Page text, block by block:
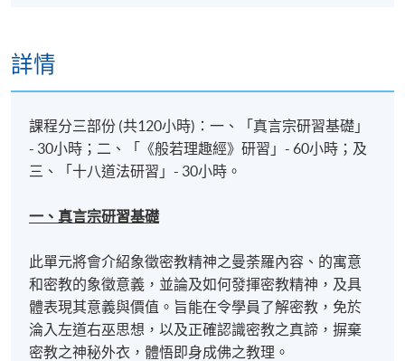
詳情
課程分三部份 (共120小時)：一、「真言宗研習基礎」
- 30小時；二、「《般若理趣經》研習」- 60小時；及
三、「十八道法研習」- 30小時。
一、真言宗研習基礎
此單元將會介紹象徵密教精神之曼荼羅內容、的寓意
和密教的象徵意義，並論及如何發揮密教精神，及具
體表現其意義與價值。旨能在令學員了解密教，免於
淪入左道右巫思想，以及正確認識密教之真諦，摒棄
密教之神秘外衣，體悟即身成佛之教理。